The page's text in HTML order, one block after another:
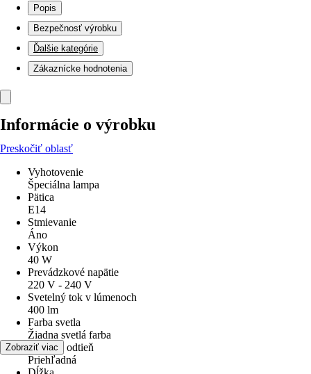
Popis
Bezpečnosť výrobku
Ďalšie kategórie
Zákaznícke hodnotenia
Informácie o výrobku
Preskočiť oblasť
Vyhotovenie
Špeciálna lampa
Pätica
E14
Stmievanie
Áno
Výkon
40 W
Prevádzkové napätie
220 V - 240 V
Svetelný tok v lúmenoch
400 lm
Farba svetla
Žiadna svetlá farba
Farebný odtieň
Priehľadná
Zobraziť viac